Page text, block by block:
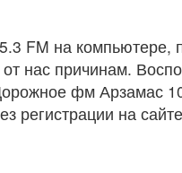
FM на компьютере,
нас причинам.
фм Арзамас
регистрации на